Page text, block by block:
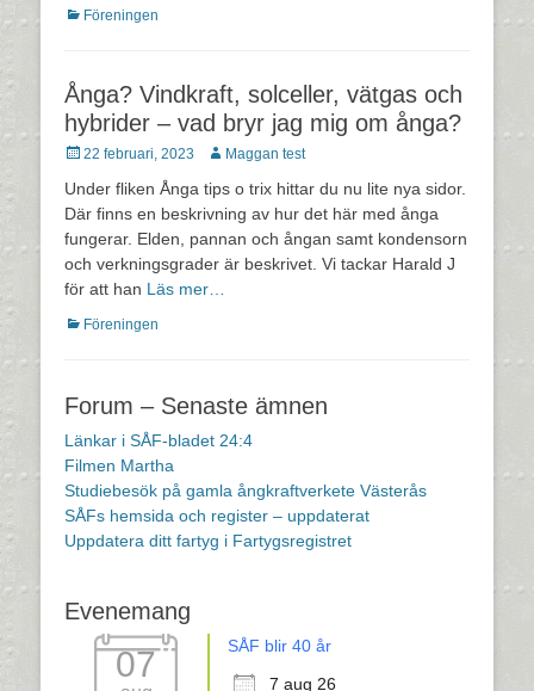
Kategorier
Föreningen
Ånga? Vindkraft, solceller, vätgas och
hybrider – vad bryr jag mig om ånga?
Postades
22 februari, 2023 Författare
Maggan test
Under fliken Ånga tips o trix hittar du nu lite nya sidor.
Där finns en beskrivning av hur det här med ånga
fungerar. Elden, pannan och ångan samt kondensorn
och verkningsgrader är beskrivet. Vi tackar Harald J
för att han Läs mer…
Kategorier
Föreningen
Forum – Senaste ämnen
Länkar i SÅF-bladet 24:4
Filmen Martha
Studiebesök på gamla ångkraftverkete Västerås
SÅFs hemsida och register – uppdaterat
Uppdatera ditt fartyg i Fartygsregistret
Evenemang
07
SÅF blir 40 år
7 aug 26